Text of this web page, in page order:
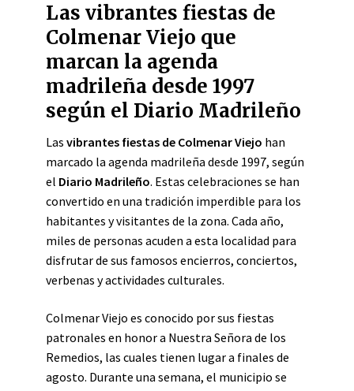
Las vibrantes fiestas de
Colmenar Viejo que
marcan la agenda
madrileña desde 1997
según el Diario Madrileño
Las vibrantes fiestas de Colmenar Viejo han
marcado la agenda madrileña desde 1997, según
el Diario Madrileño. Estas celebraciones se han
convertido en una tradición imperdible para los
habitantes y visitantes de la zona. Cada año,
miles de personas acuden a esta localidad para
disfrutar de sus famosos encierros, conciertos,
verbenas y actividades culturales.
Colmenar Viejo es conocido por sus fiestas
patronales en honor a Nuestra Señora de los
Remedios, las cuales tienen lugar a finales de
agosto. Durante una semana, el municipio se